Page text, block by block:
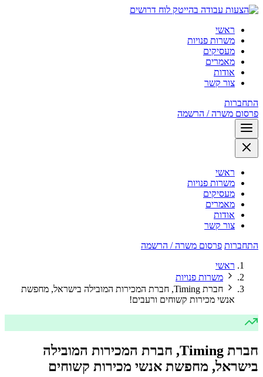
לוח דרושים
ראשי
משרות פנויות
מעסיקים
מאמרים
אודות
צור קשר
התחברות
פרסום משרה / הרשמה
ראשי
משרות פנויות
מעסיקים
מאמרים
אודות
צור קשר
התחברות פרסום משרה / הרשמה
ראשי
משרות פנויות
חברת Timing, חברת המכירות המובילה בישראל, מחפשת
אנשי מכירות קשוחים ורעבים!
חברת Timing, חברת המכירות המובילה
בישראל, מחפשת אנשי מכירות קשוחים